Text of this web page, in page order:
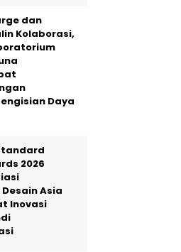
dan
Kolaborasi,
Daya
2026
Asia
Inovasi